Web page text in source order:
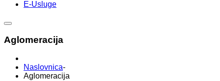
E-Usluge
Aglomeracija
Naslovnica-
Aglomeracija